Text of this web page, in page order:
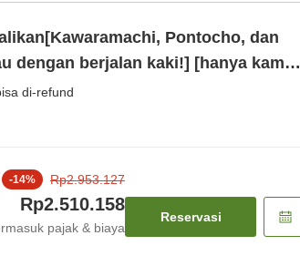
Pontocho, dan
dengan berjalan kaki!] [hanya kamar]
di-refund
-14% Rp2.953.127
Rp2.510.158
pajak & biaya
Reservasi